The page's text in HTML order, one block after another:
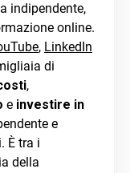
indipendente,
online.
, LinkedIn
di
,
e investire in
e
È tra i
della